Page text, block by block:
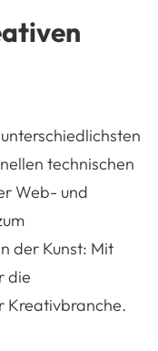
technischen
Web- und
der Kunst: Mit
die
Kreativbranche.